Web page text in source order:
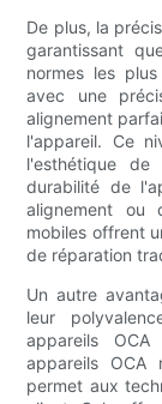
De plus, la
garantissant
normes les
avec une
alignement
l'appareil. Ce
l'esthétique de
durabilité de
alignement ou
mobiles offrent
de réparation
Un autre
leur
appareils
appareils
permet aux